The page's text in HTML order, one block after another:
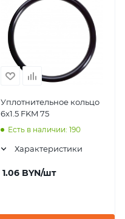
Уплотнительное кольцо
6x1.5 FKM 75
Есть в наличии: 190
Характеристики
1.06 BYN/шт